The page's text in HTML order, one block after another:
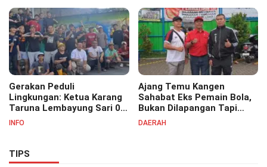
Pesantren Cipasung.
Gerakan Peduli
Lingkungan: Ketua Karang
Taruna Lembayung Sari 09
Irvan Permana Ajak
INFO
Ajang Temu Kangen
Sahabat Eks Pemain Bola,
Bukan Dilapangan Tapi
Ditongkrongan
DAERAH
TIPS